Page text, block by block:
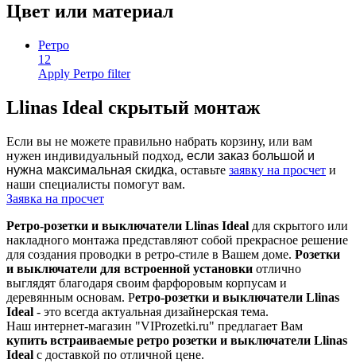
Цвет или материал
Ретро
12
Apply Ретро filter
Llinas Ideal скрытый монтаж
Если вы не можете правильно набрать корзину, или вам
нужен индивидуальный подход, если заказ большой и
нужна максимальная скидка, оставьте заявку на просчет и
наши специалисты помогут вам.
Заявка на просчет
Ретро-розетки и выключатели Llinas Ideal для скрытого или
накладного монтажа представляют собой прекрасное решение
для создания проводки в ретро-стиле в Вашем доме. Розетки
и выключатели для встроенной установки отлично
выглядят благодаря своим фарфоровым корпусам и
деревянным основам. Ретро-розетки и выключатели Llinas
Ideal - это всегда актуальная дизайнерская тема.
Наш интернет-магазин "VIProzetki.ru" предлагает Вам
купить встраиваемые ретро розетки и выключатели Llinas
Ideal с доставкой по отличной цене.